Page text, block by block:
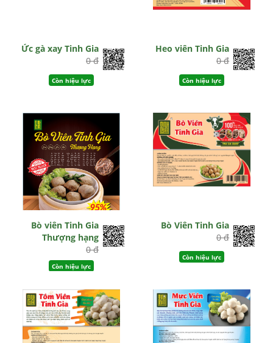
Ức gà xay Tinh Gia
0 đ
Còn hiệu lực
Heo viên Tinh Gia
0 đ
Còn hiệu lực
Bò viên Tinh Gia
Thượng hạng
0 đ
Còn hiệu lực
Bò Viên Tinh Gia
0 đ
Còn hiệu lực